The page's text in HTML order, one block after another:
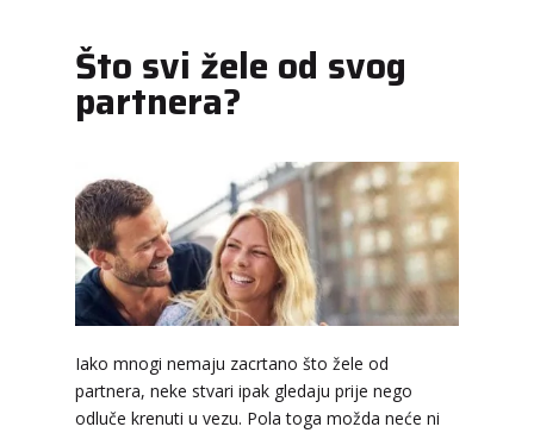
Što svi žele od svog
partnera?
Iako mnogi nemaju zacrtano što žele od
partnera, neke stvari ipak gledaju prije nego
odluče krenuti u vezu. Pola toga možda neće ni